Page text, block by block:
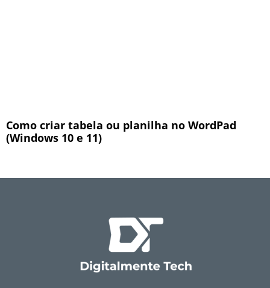
Como criar tabela ou planilha no WordPad
(Windows 10 e 11)